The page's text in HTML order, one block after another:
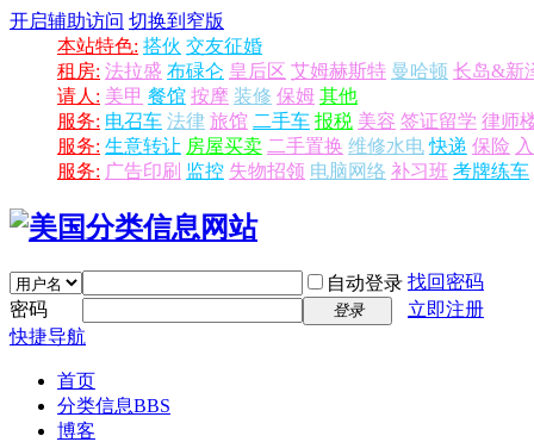
开启辅助访问 切换到窄版
本站特色: 搭伙 交友征婚
租房: 法拉盛 布碌仑 皇后区 艾姆赫斯特 曼哈顿 长岛&新
请人: 美甲 餐馆 按摩 装修 保姆 其他
服务: 电召车 法律 旅馆 二手车 报税 美容 签证留学 律师
服务: 生意转让 房屋买卖 二手置换 维修水电 快递 保险
服务: 广告印刷 监控 失物招领 电脑网络 补习班 考牌练车
自动登录 找回密码
密码
登录
立即注册
快捷导航
首页
分类信息BBS
博客